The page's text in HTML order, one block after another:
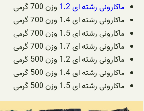
ماکارونی رشته ای 1.2
وزن 700 گرمی
ماکارونی رشته ای 1.4 وزن 700 گرمی
ماکارونی رشته ای 1.5 وزن 700 گرمی
ماکارونی رشته ای 1.7 وزن 700 گرمی
ماکارونی رشته ای 1.2 وزن 500 گرمی
ماکارونی رشته ای 1.4 وزن 500 گرمی
ماکارونی رشته ای 1.5 وزن 500 گرمی